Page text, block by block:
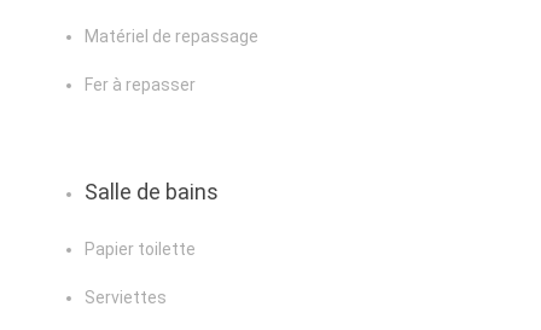
Matériel de repassage
Fer à repasser
Salle de bains
Papier toilette
Serviettes